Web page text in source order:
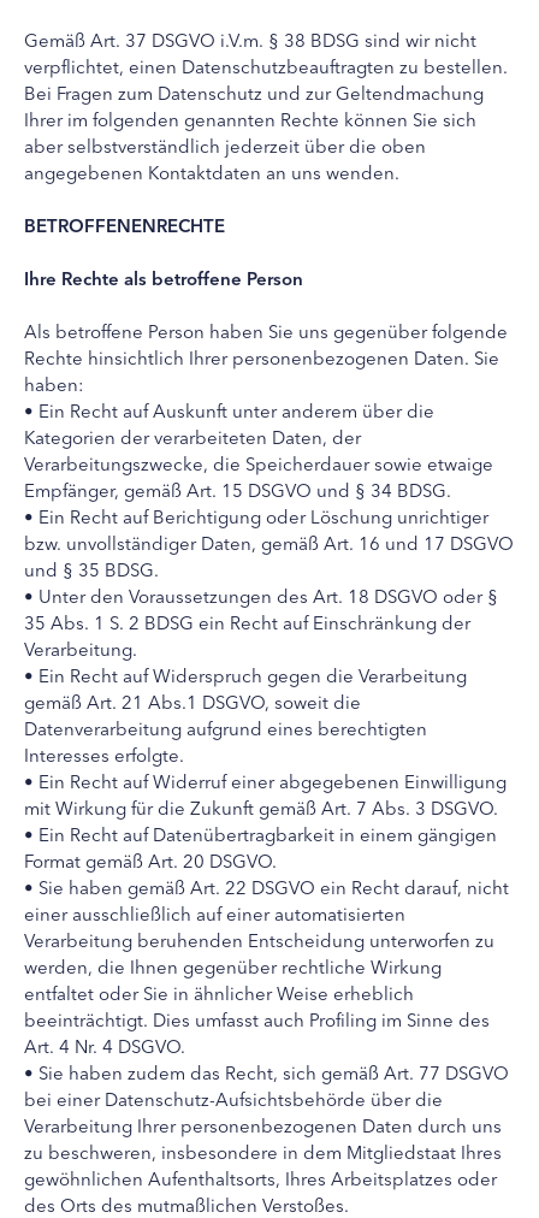
Gemäß Art. 37 DSGVO i.V.m. § 38 BDSG sind wir nicht
verpflichtet, einen Datenschutzbeauftragten zu bestellen.
Bei Fragen zum Datenschutz und zur Geltendmachung
Ihrer im folgenden genannten Rechte können Sie sich
aber selbstverständlich jederzeit über die oben
angegebenen Kontaktdaten an uns wenden.
BETROFFENENRECHTE
Ihre Rechte als betroffene Person
Als betroffene Person haben Sie uns gegenüber folgende
Rechte hinsichtlich Ihrer personenbezogenen Daten. Sie
haben:
• Ein Recht auf Auskunft unter anderem über die
Kategorien der verarbeiteten Daten, der
Verarbeitungszwecke, die Speicherdauer sowie etwaige
Empfänger, gemäß Art. 15 DSGVO und § 34 BDSG.
• Ein Recht auf Berichtigung oder Löschung unrichtiger
bzw. unvollständiger Daten, gemäß Art. 16 und 17 DSGVO
und § 35 BDSG.
• Unter den Voraussetzungen des Art. 18 DSGVO oder §
35 Abs. 1 S. 2 BDSG ein Recht auf Einschränkung der
Verarbeitung.
• Ein Recht auf Widerspruch gegen die Verarbeitung
gemäß Art. 21 Abs.1 DSGVO, soweit die
Datenverarbeitung aufgrund eines berechtigten
Interesses erfolgte.
• Ein Recht auf Widerruf einer abgegebenen Einwilligung
mit Wirkung für die Zukunft gemäß Art. 7 Abs. 3 DSGVO.
• Ein Recht auf Datenübertragbarkeit in einem gängigen
Format gemäß Art. 20 DSGVO.
• Sie haben gemäß Art. 22 DSGVO ein Recht darauf, nicht
einer ausschließlich auf einer automatisierten
Verarbeitung beruhenden Entscheidung unterworfen zu
werden, die Ihnen gegenüber rechtliche Wirkung
entfaltet oder Sie in ähnlicher Weise erheblich
beeinträchtigt. Dies umfasst auch Profiling im Sinne des
Art. 4 Nr. 4 DSGVO.
• Sie haben zudem das Recht, sich gemäß Art. 77 DSGVO
bei einer Datenschutz-Aufsichtsbehörde über die
Verarbeitung Ihrer personenbezogenen Daten durch uns
zu beschweren, insbesondere in dem Mitgliedstaat Ihres
gewöhnlichen Aufenthaltsorts, Ihres Arbeitsplatzes oder
des Orts des mutmaßlichen Verstoßes.